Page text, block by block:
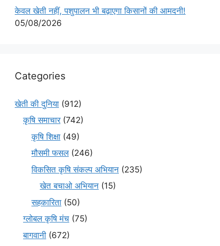
केवल खेती नहीं, पशुपालन भी बढ़ाएगा किसानों की आमदनी!
05/08/2026
Categories
खेती की दुनिया (912)
कृषि समाचार(742)
कृषि शिक्षा (49)
मौसमी फसल(246)
विकसित कृषि संकल्प अभियान (235)
खेत बचाओ अभियान (15)
सहकारिता (50)
ग्लोबल कृषि मंच (75)
बागवानी (672)